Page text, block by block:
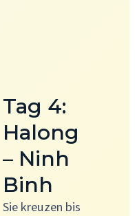
Tag 4:
Halong
– Ninh
Binh
Sie kreuzen bis